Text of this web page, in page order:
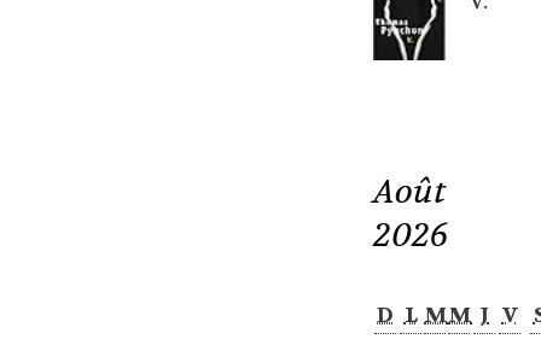
Août
2026
D L MM J V